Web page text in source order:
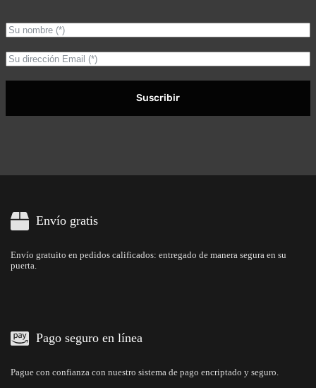
Suscribir
Envío gratis
Envío gratuito en pedidos calificados: entregado de manera segura en su
puerta.
Pago seguro en línea
Pague con confianza con nuestro sistema de pago encriptado y seguro.